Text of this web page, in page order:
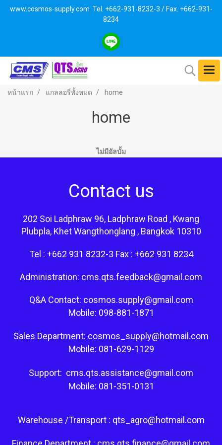
www.cosmos-supply.com Tel. +662-931-8232-3 / Fax. +662-931-
8234
หน้าแรก แกลลอรี่ทั้งหมด home
home
ไม่มีอัลบั้ม
Contact us
202 Soi Ladphraw 96, Ladphraw Road , Kwang
Plubpla, Khet Wangthonglang , Bangkok 10310
Tel : +662 931 8232-3 Fax : +662 931 8234
Administration: cms.qts.feedback@gmail.com
Q&A Contact: cosmos.supply@gmail.com
Mobile: 098-881-1871
Sales Department: cosmos_supply@hotmail.com
Mobile: 081-629-1129
Support: cms.qts.assistance@gmail.com
Mobile: 081-351-0131
Warehouse /Transport : qts_agro@hotmail.com